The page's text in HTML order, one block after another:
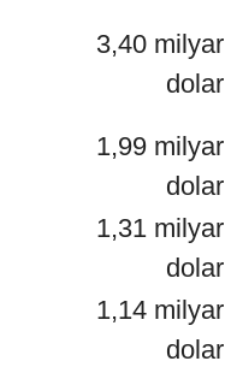
3,40 milyar
dolar
1,99 milyar
dolar
1,31 milyar
dolar
1,14 milyar
dolar